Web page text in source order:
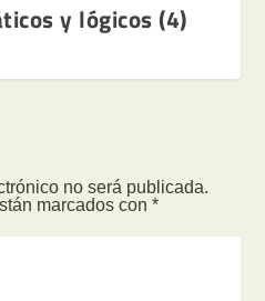
y lógicos (4)
no será publicada.
marcados con*